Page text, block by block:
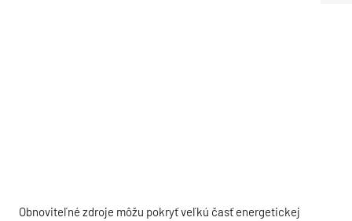
Obnoviteľné zdroje môžu pokryť veľkú časť energetickej